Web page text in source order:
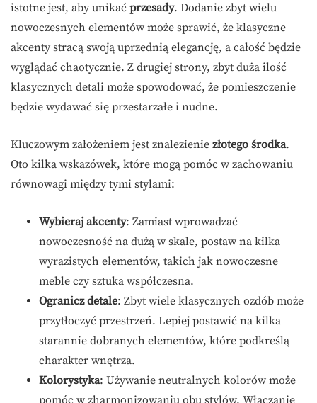
istotne jest, aby unikać przesady. Dodanie zbyt wielu
nowoczesnych elementów może sprawić, że klasyczne
akcenty stracą swoją uprzednią elegancję, a całość będzie
wyglądać chaotycznie. Z drugiej strony, zbyt duża ilość
klasycznych detali może spowodować, że pomieszczenie
będzie wydawać się przestarzałe i nudne.
Kluczowym założeniem jest znalezienie złotego środka.
Oto kilka wskazówek, które mogą pomóc w zachowaniu
równowagi między tymi stylami:
Wybieraj akcenty: Zamiast wprowadzać
nowoczesność na dużą w skale, postaw na kilka
wyrazistych elementów, takich jak nowoczesne
meble czy sztuka współczesna.
Ogranicz detale: Zbyt wiele klasycznych ozdób może
przytłoczyć przestrzeń. Lepiej postawić na kilka
starannie dobranych elementów, które podkreślą
charakter wnętrza.
Kolorystyka: Używanie neutralnych kolorów może